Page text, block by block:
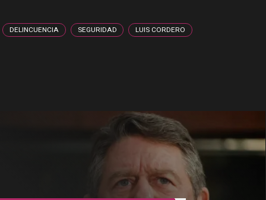
DELINCUENCIA SEGURIDAD LUIS CORDERO